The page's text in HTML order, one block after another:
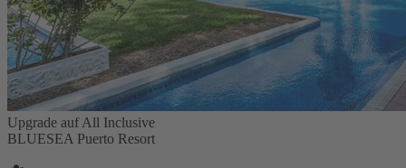
Upgrade auf All Inclusive
BLUESEA Puerto Resort